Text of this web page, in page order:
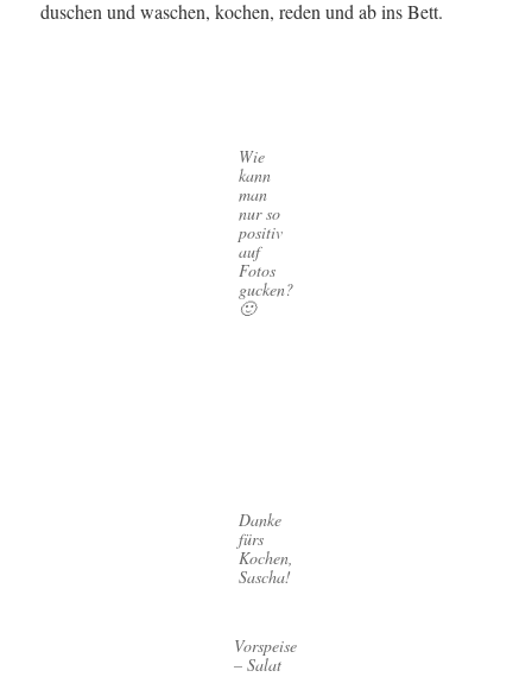
duschen und waschen, kochen, reden und ab ins Bett.
Wie
kann
man
nur so
positiv
auf
Fotos
gucken?
🙂
Danke
fürs
Kochen,
Sascha!
Vorspeise
– Salat